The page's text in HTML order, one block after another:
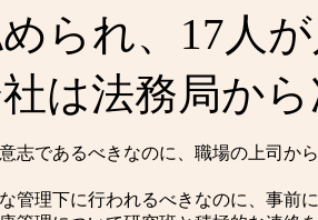
られ、17人
は法務局か
志であるべきなのに、職場の上司か
管理下に行われるべきなのに、事前